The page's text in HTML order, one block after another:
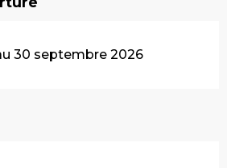
30 septembre 2026